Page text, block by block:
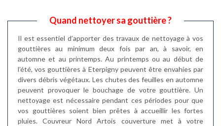
Quand nettoyer sa gouttière ?
Il est essentiel d’apporter des travaux de nettoyage à vos
gouttières au minimum deux fois par an, à savoir, en
automne et au printemps. Au printemps ou au début de
l’été, vos gouttières à Eterpigny peuvent être envahies par
divers débris végétaux. Les chutes des feuilles en automne
peuvent provoquer le bouchage de votre gouttière. Un
nettoyage est nécessaire pendant ces périodes pour que
vos gouttières soient bien prêtes à accueillir les fortes
pluies. Couvreur Nord Artois couverture met à votre